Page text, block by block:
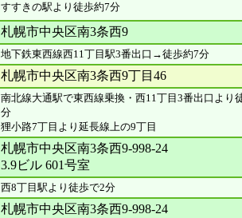
すすきの駅より徒歩約7分
札幌市中央区南3条西9
地下鉄東西線西11丁目駅3番出口→徒歩約7分
札幌市中央区南3条西9丁目46
南北線大通駅で東西線乗換・西11丁目3番出口より
分
狸小路7丁目より延長線上の9丁目
札幌市中央区南3条西9-998-24
3.9ビル 601号室
西8丁目駅より徒歩で2分
札幌市中央区南3条西9-998-24